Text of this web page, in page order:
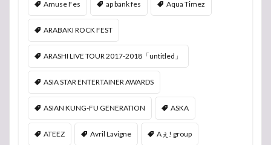
Amuse Fes ap bank fes Aqua Timez
ARABAKI ROCK FEST
ARASHI LIVE TOUR 2017-2018「untitled」
ASIA STAR ENTERTAINER AWARDS
ASIAN KUNG-FU GENERATION ASKA
ATEEZ Avril Lavigne Aぇ! group